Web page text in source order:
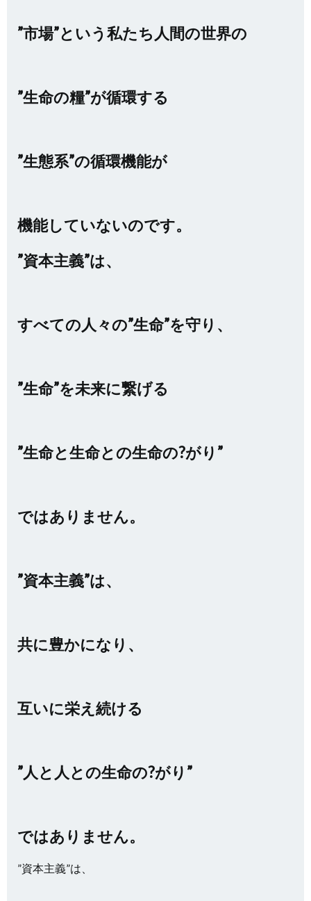
”市場”という私たち人間の世界の
”生命の糧”が循環する
”生態系”の循環機能が
機能していないのです。
”資本主義”は、
すべての人々の”生命”を守り、
”生命”を未来に繋げる
”生命と生命との生命の?がり”
ではありません。
”資本主義”は、
共に豊かになり、
互いに栄え続ける
”人と人との生命の?がり”
ではありません。
”資本主義”は、